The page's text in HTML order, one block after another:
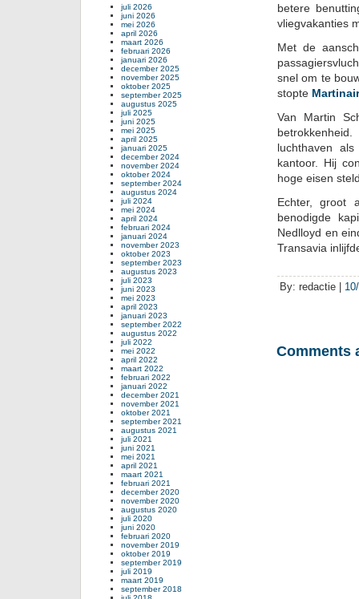
betere
vliegvakanties
Met de
snel om te
stopte Martinair
Van Martin
luchthaven
kantoor. Hij
hoge eisen
Echter, groot
benodigde
Nedlloyd en
Transavia
By: redactie |
Comments
juli 2026
juni 2026
mei 2026
april 2026
maart 2026
februari 2026
januari 2026
december 2025
november 2025
oktober 2025
september 2025
augustus 2025
juli 2025
juni 2025
mei 2025
april 2025
januari 2025
december 2024
november 2024
oktober 2024
september 2024
augustus 2024
juli 2024
mei 2024
april 2024
februari 2024
januari 2024
november 2023
oktober 2023
september 2023
augustus 2023
juli 2023
juni 2023
mei 2023
april 2023
januari 2023
september 2022
augustus 2022
juli 2022
mei 2022
april 2022
maart 2022
februari 2022
januari 2022
december 2021
november 2021
oktober 2021
september 2021
augustus 2021
juli 2021
juni 2021
mei 2021
april 2021
maart 2021
februari 2021
december 2020
november 2020
augustus 2020
juli 2020
juni 2020
februari 2020
november 2019
oktober 2019
september 2019
juli 2019
maart 2019
september 2018